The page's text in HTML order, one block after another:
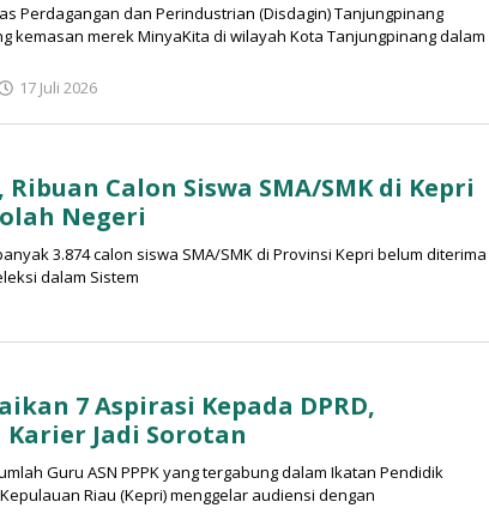
Perdagangan dan Perindustrian (Disdagin) Tanjungpinang
kemasan merek MinyaKita di wilayah Kota Tanjungpinang dalam
17 Juli 2026
Ribuan Calon Siswa SMA/SMK di Kepri
Negeri
3.874 calon siswa SMA/SMK di Provinsi Kepri belum diterima
dalam Sistem
7 Aspirasi Kepada DPRD,
Jadi Sorotan
Guru ASN PPPK yang tergabung dalam Ikatan Pendidik
Riau (Kepri) menggelar audiensi dengan